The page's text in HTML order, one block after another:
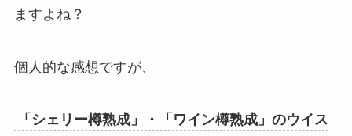
ますよね？
個人的な感想ですが、
「シェリー樽熟成」・「ワイン樽熟成」のウイス